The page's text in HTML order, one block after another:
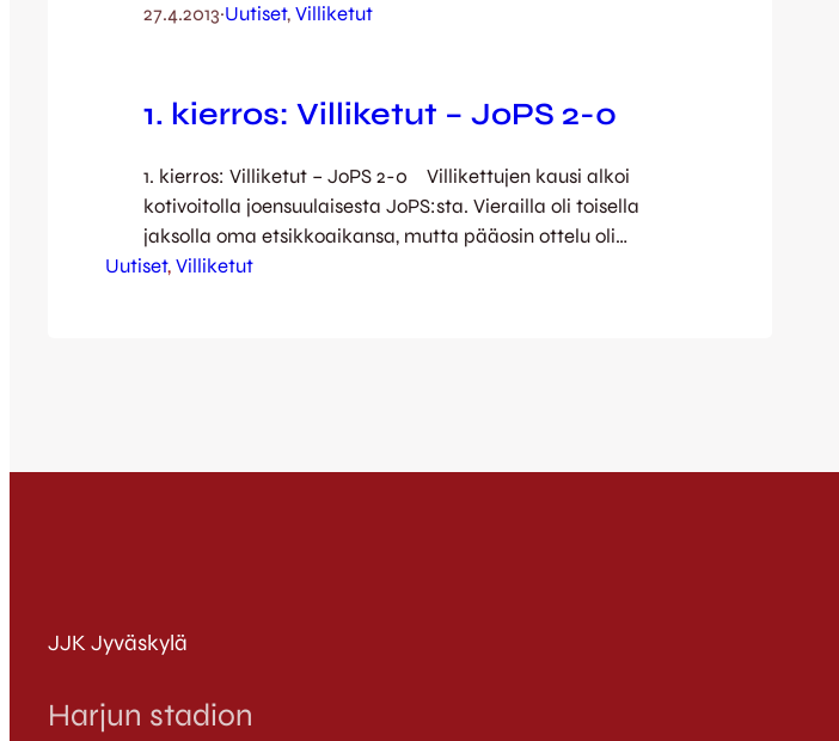
27.4.2013·Uutiset, Villiketut
1. kierros: Villiketut – JoPS 2-0
1. kierros: Villiketut – JoPS 2-0 Villikettujen kausi alkoi
kotivoitolla joensuulaisesta JoPS:sta. Vierailla oli toisella
jaksolla oma etsikkoaikansa, mutta pääosin ottelu oli
Kettujen hallintaa – ensimmäinen jakso melkoisen
Uutiset, Villiketut
JJK Jyväskylä
Harjun stadion